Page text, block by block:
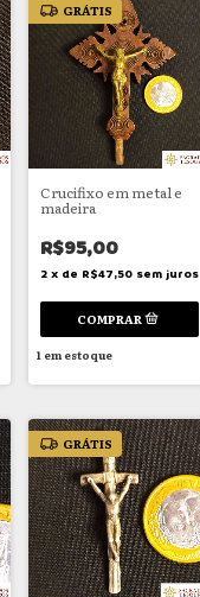
GRÁTIS
Crucifixo em metal e
madeira
R$95,00
2 x de R$47,50 sem juros
1em estoque
GRÁTIS